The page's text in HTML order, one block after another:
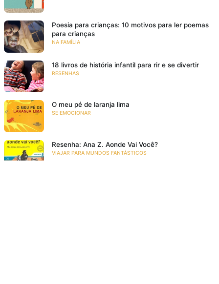
Poesia para crianças: 10 motivos para ler poemas
para crianças
NA FAMÍLIA
18 livros de história infantil para rir e se divertir
RESENHAS
O meu pé de laranja lima
SE EMOCIONAR
Resenha: Ana Z. Aonde Vai Você?
VIAJAR PARA MUNDOS FANTÁSTICOS